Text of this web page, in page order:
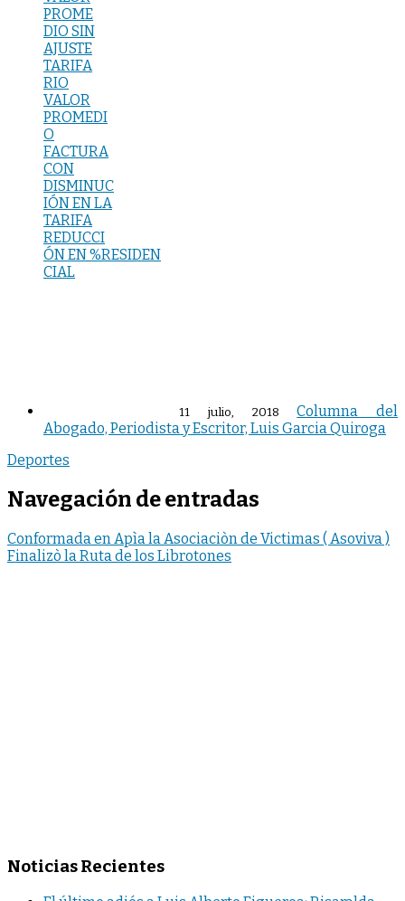
PROME
DIO SIN
AJUSTE
TARIFA
RIO
VALOR
PROMEDI
O
FACTURA
CON
DISMINUC
IÓN EN LA
TARIFA
REDUCCI
ÓN EN %RESIDEN
CIAL
11 julio, 2018
Columna del
Abogado, Periodista y Escritor, Luis Garcia Quiroga
Deportes
Navegación de entradas
Conformada en Apìa la Asociaciòn de Victimas ( Asoviva )
Finalizò la Ruta de los Librotones
Noticias Recientes